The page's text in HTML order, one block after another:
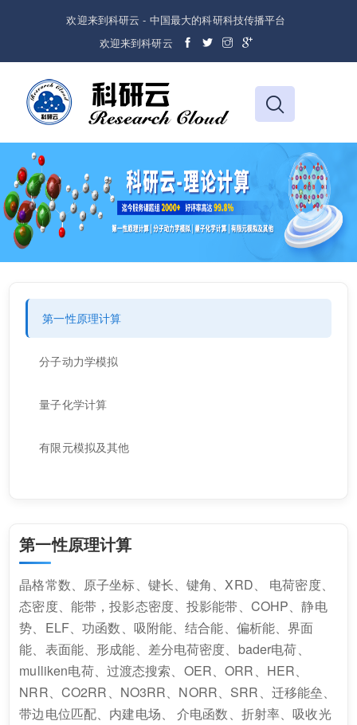
欢迎来到科研云 - 中国最大的科研科技传播平台
欢迎来到科研云
第一性原理计算
分子动力学模拟
量子化学计算
有限元模拟及其他
第一性原理计算
晶格常数、原子坐标、键长、键角、XRD、 电荷密度、
态密度、能带，投影态密度、投影能带、COHP、静电
势、ELF、功函数、吸附能、结合能、偏析能、界面
能、表面能、形成能、差分电荷密度、bader电荷、
mulliken电荷、过渡态搜索、OER、ORR、HER、
NRR、CO2RR、NO3RR、NORR、SRR、迁移能垒、
带边电位匹配、内建电场、 介电函数、折射率、吸收光